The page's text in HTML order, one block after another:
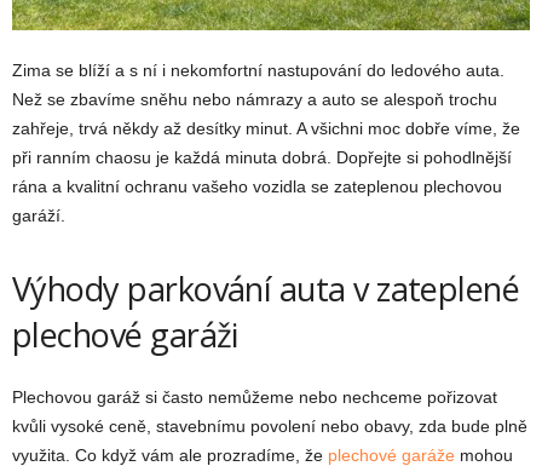
Zima se blíží a s ní i nekomfortní nastupování do ledového auta.
Než se zbavíme sněhu nebo námrazy a auto se alespoň trochu
zahřeje, trvá někdy až desítky minut. A všichni moc dobře víme, že
při ranním chaosu je každá minuta dobrá. Dopřejte si pohodlnější
rána a kvalitní ochranu vašeho vozidla se zateplenou plechovou
garáží.
Výhody parkování auta v zateplené
plechové garáži
Plechovou garáž si často nemůžeme nebo nechceme pořizovat
kvůli vysoké ceně, stavebnímu povolení nebo obavy, zda bude plně
využita. Co když vám ale prozradíme, že plechové garáže mohou